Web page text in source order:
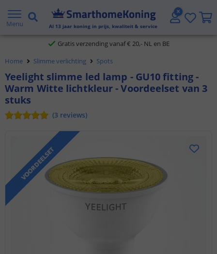
Menu Al 13 jaar koning in prijs, kwaliteit & service
2 jaar garantie
Klantbeoordeling 9.1
Voor 23:45 uur besteld,morgen in huis
Home Slimme verlichting Spots
Yeelight slimme led lamp - GU10 fitting -
Warm Witte lichtkleur - Voordeelset van 3
stuks
(3 reviews)
VOORDEELSET